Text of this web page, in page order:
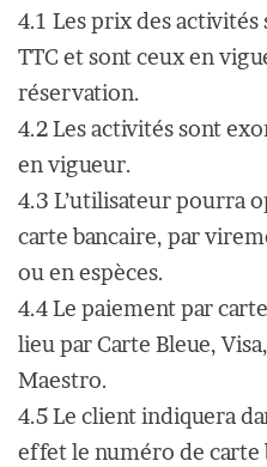
4.1 Les prix des
TTC et sont ceux en
réservation.
4.2 Les activités sont
en vigueur.
4.3 L’utilisateur pourra
carte bancaire, par
ou en espèces.
4.4 Le paiement par
lieu par Carte Bleue,
Maestro.
4.5 Le client indiquera
effet le numéro de carte